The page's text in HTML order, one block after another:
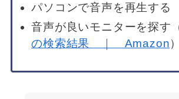
パソコンで音声を再生する
音声が良いモニターを探す
の検索結果 ｜ Amazon）